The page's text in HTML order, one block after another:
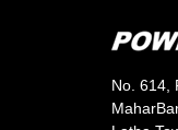
No. 614,